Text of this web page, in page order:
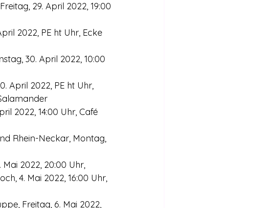
29. April 2022, 19:00
2022, PE ht Uhr, Ecke
30. April 2022, 10:00
April 2022, PE ht Uhr,
2022, 14:00 Uhr, Café
Rhein-Neckar, Montag,
2022, 20:00 Uhr,
4. Mai 2022, 16:00 Uhr,
Freitag, 6. Mai 2022,